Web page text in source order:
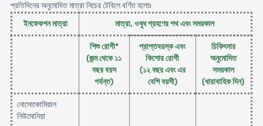
প্রতিদিনের অনুমোদিত মাত্রা নিচের টেবিলে বর্ণিত হলোঃ
ইনফেকশন মাত্রা
মাত্রা, ওষুধ গ্রহণের পথ এবং সময়কাল
শিশু রোগী*
(জন্ম থেকে ১১
বছর বয়স
পর্যন্ত)
প্রাপ্তবয়স্ক এবং
কিশোর রোগী
(১২ বছর এবং এর
বেশি বয়সী)
চিকিৎসার
অনুমোদিত
সময়কাল
(ধারাবাহিক দিন)
নোসোকোমিয়াল
নিউমোনিয়া